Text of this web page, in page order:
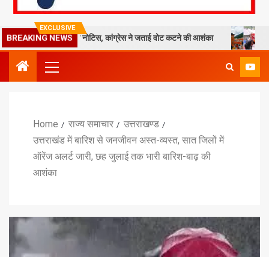
EXCLUSIVE
BREAKING NEWS
मतदाताओं को नोटिस, कांग्रेस ने जताई वोट कटने की आशंका धराली
Home राज्य समाचार
उत्तराखण्ड
उत्तराखंड में बारिश से जनजीवन अस्त-व्यस्त, सात जिलों में
ऑरेंज अलर्ट जारी, छह जुलाई तक भारी बारिश-बाढ़ की
आशंका